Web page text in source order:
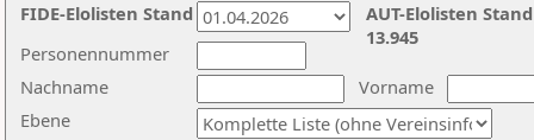
Nachname
Vorname
Ebene
Personennummer
AUT-Elolisten
13.945
FIDE-Elolisten Stand